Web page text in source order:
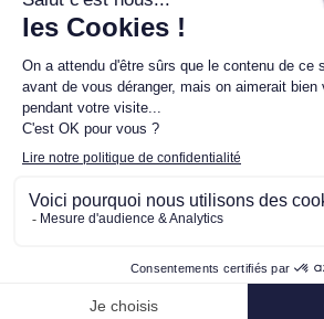
Clubs C-Level
thématiques
Club Women Leaders
Club Alumni1
Réseau Investisseurs
WILCO | ©2023 tous droits